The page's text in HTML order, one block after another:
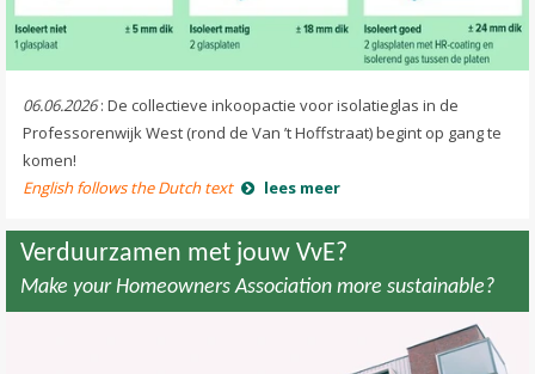
06.06.2026: De collectieve inkoopactie voor isolatieglas in de
Professorenwijk West (rond de Van ’t Hoffstraat) begint op gang te
komen!
English follows the Dutch text
lees meer
Verduurzamen met jouw VvE?
Make your Homeowners Association more sustainable?